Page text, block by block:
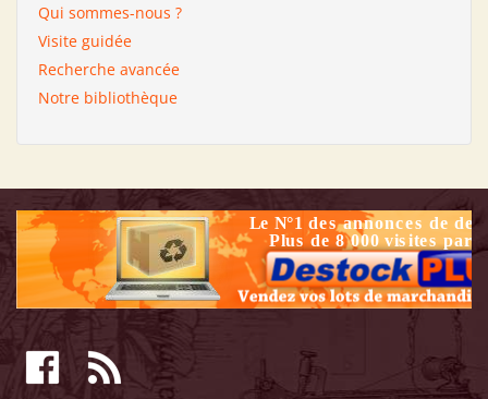
Qui sommes-nous ?
Visite guidée
Recherche avancée
Notre bibliothèque